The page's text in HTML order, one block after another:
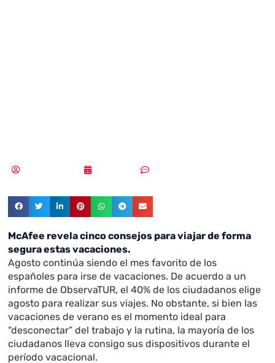
McAfee revela cinco consejos para viajar de forma
segura estas vacaciones.
Agosto continúa siendo el mes favorito de los
españoles para irse de vacaciones. De acuerdo a un
informe de ObservaTUR, el 40% de los ciudadanos elige
agosto para realizar sus viajes. No obstante, si bien las
vacaciones de verano es el momento ideal para
“desconectar” del trabajo y la rutina, la mayoría de los
ciudadanos lleva consigo sus dispositivos durante el
período vacacional.